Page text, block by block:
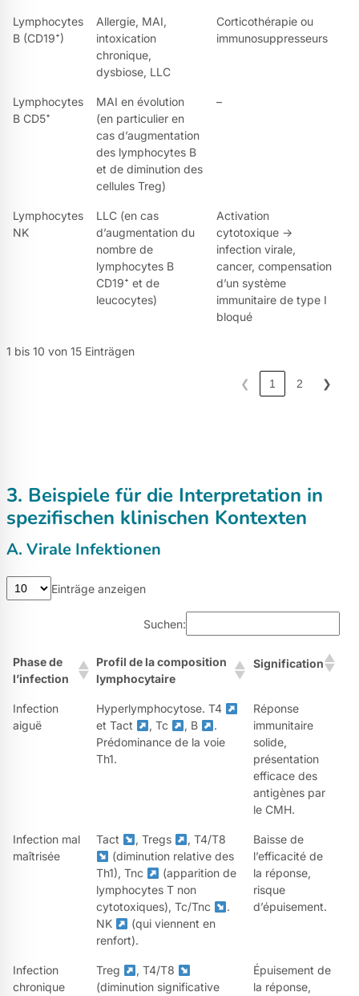
Lymphocytes
B (CD19⁺)
Allergie, MAI,
intoxication
chronique,
dysbiose, LLC
Corticothérapie ou
immunosuppresseurs
Lymphocytes
B CD5⁺
MAI en évolution
(en particulier en
cas d’augmentation
des lymphocytes B
et de diminution des
cellules Treg)
–
Lymphocytes
NK
LLC (en cas
d’augmentation du
nombre de
lymphocytes B
CD19⁺ et de
leucocytes)
Activation
cytotoxique →
infection virale,
cancer, compensation
d’un système
immunitaire de type I
bloqué
1 bis 10 von 15 Einträgen
❮ 1 2 ❯
3. Beispiele für die Interpretation in
spezifischen klinischen Kontexten
A. Virale Infektionen
Einträge anzeigen
Suchen:
Phase de
l’infection
Profil de la composition
lymphocytaire
Signification
Infection
aiguë
Hyperlymphocytose. T4
et Tact
, Tc , B
.
Prédominance de la voie
Th1.
Réponse
immunitaire
solide,
présentation
efficace des
antigènes par
le CMH.
Infection mal
maîtrisée
Tact , Tregs
, T4/T8
(diminution relative des
Th1), Tnc
(apparition de
lymphocytes T non
cytotoxiques), Tc/Tnc
.
NK
(qui viennent en
renfort).
Baisse de
l’efficacité de
la réponse,
risque
d’épuisement.
Infection
chronique
Treg
, T4/T8
(diminution significative
Épuisement de
la réponse,